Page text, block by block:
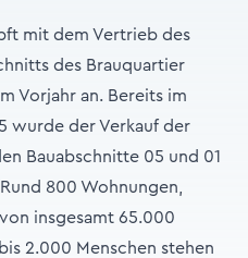
mit dem Vertrieb des
des Brauquartier
Vorjahr an. Bereits im
wurde der Verkauf der
Bauabschnitte 05 und 01
800 Wohnungen,
insgesamt 65.000
2.000 Menschen stehen